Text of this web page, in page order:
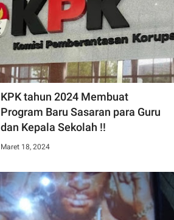
KPK tahun 2024 Membuat
Program Baru Sasaran para Guru
dan Kepala Sekolah !!
Maret 18, 2024